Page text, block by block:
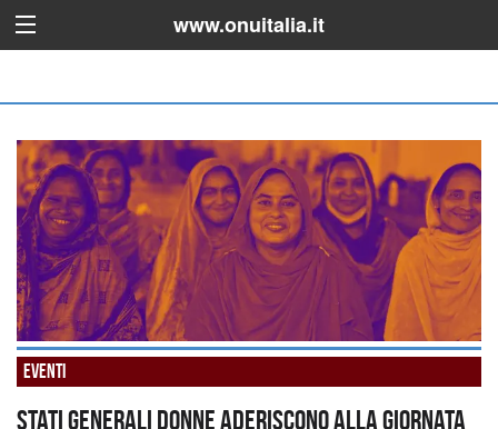
www.onuitalia.it
Eventi
Stati Generali Donne aderiscono alla Giornata